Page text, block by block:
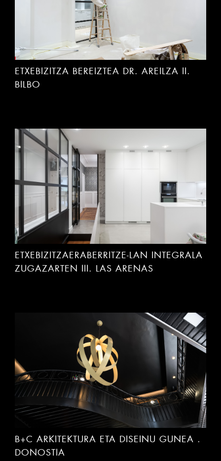
ETXEBIZITZA BEREIZTEA DR. AREILZA II.
BILBO
ETXEBIZITZAERABERRITZE-LAN INTEGRALA
ZUGAZARTEN III. LAS ARENAS
B+C ARKITEKTURA ETA DISEINU GUNEA .
DONOSTIA